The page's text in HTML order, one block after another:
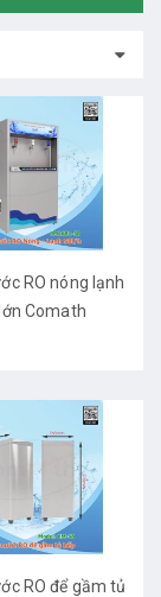
RO nóng lạnh
Comath
RO để gầm tủ